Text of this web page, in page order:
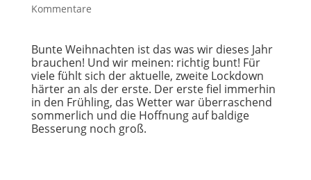
Kommentare
​Bunte Weihnachten ist das was wir dieses Jahr
brauchen! Und wir meinen: richtig bunt! Für
viele fühlt sich der aktuelle, zweite Lockdown
härter an als der erste. Der erste fiel immerhin
in den Frühling, das Wetter war überraschend
sommerlich und die Hoffnung auf baldige
Besserung noch groß.